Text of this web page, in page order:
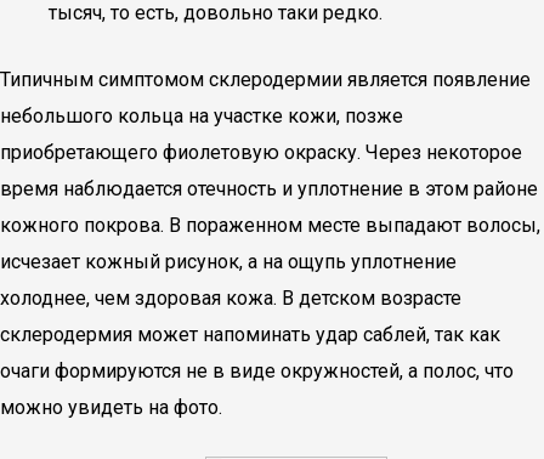
тысяч, то есть, довольно таки редко.
Типичным симптомом склеродермии является появление
небольшого кольца на участке кожи, позже
приобретающего фиолетовую окраску. Через некоторое
время наблюдается отечность и уплотнение в этом районе
кожного покрова. В пораженном месте выпадают волосы,
исчезает кожный рисунок, а на ощупь уплотнение
холоднее, чем здоровая кожа. В детском возрасте
склеродермия может напоминать удар саблей, так как
очаги формируются не в виде окружностей, а полос, что
можно увидеть на фото.